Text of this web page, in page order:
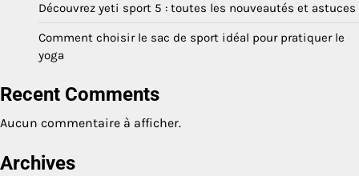
Découvrez yeti sport 5 : toutes les nouveautés et astuces
Comment choisir le sac de sport idéal pour pratiquer le
yoga
Recent Comments
Aucun commentaire à afficher.
Archives